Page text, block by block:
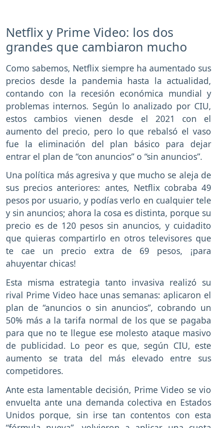
Netflix y Prime Video: los dos
grandes que cambiaron mucho
Como sabemos, Netflix siempre ha aumentado sus
precios desde la pandemia hasta la actualidad,
contando con la recesión económica mundial y
problemas internos. Según lo analizado por CIU,
estos cambios vienen desde el 2021 con el
aumento del precio, pero lo que rebalsó el vaso
fue la eliminación del plan básico para dejar
entrar el plan de “con anuncios” o “sin anuncios”.
Una política más agresiva y que mucho se aleja de
sus precios anteriores: antes, Netflix cobraba 49
pesos por usuario, y podías verlo en cualquier tele
y sin anuncios; ahora la cosa es distinta, porque su
precio es de 120 pesos sin anuncios, y cuidadito
que quieras compartirlo en otros televisores que
te cae un precio extra de 69 pesos, ¡para
ahuyentar chicas!
Esta misma estrategia tanto invasiva realizó su
rival Prime Video hace unas semanas: aplicaron el
plan de “anuncios o sin anuncios”, cobrando un
50% más a la tarifa normal de los que se pagaba
para que no te llegue ese molesto ataque masivo
de publicidad. Lo peor es que, según CIU, este
aumento se trata del más elevado entre sus
competidores.
Ante esta lamentable decisión, Prime Video se vio
envuelta ante una demanda colectiva en Estados
Unidos porque, sin irse tan contentos con esta